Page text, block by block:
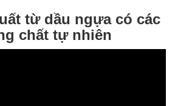
từ dầu ngựa có các
chất tự nhiên